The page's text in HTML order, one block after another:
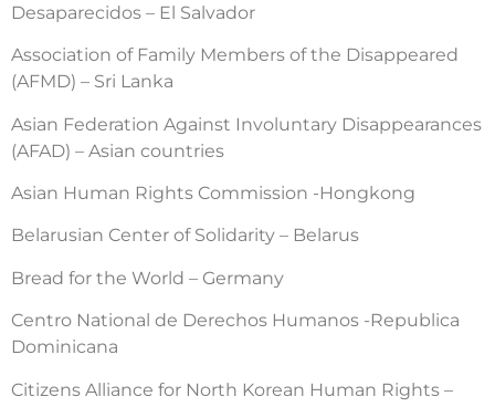
Desaparecidos – El Salvador
Association of Family Members of the Disappeared
(AFMD) – Sri Lanka
Asian Federation Against Involuntary Disappearances
(AFAD) – Asian countries
Asian Human Rights Commission -Hongkong
Belarusian Center of Solidarity – Belarus
Bread for the World – Germany
Centro National de Derechos Humanos -Republica
Dominicana
Citizens Alliance for North Korean Human Rights –